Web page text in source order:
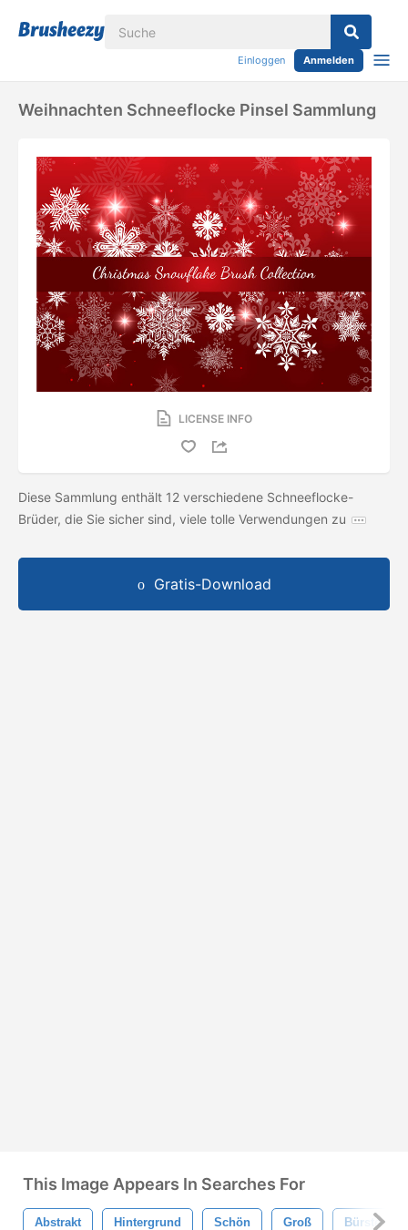
Einloggen Anmelden
Weihnachten Schneeflocke Pinsel Sammlung
LICENSE INFO
Diese Sammlung enthält 12 verschiedene Schneeflocke-
Brüder, die Sie sicher sind, viele tolle Verwendungen zu
Gratis-Download
This Image Appears In Searches For
Abstrakt Hintergrund Schön Groß Bürste